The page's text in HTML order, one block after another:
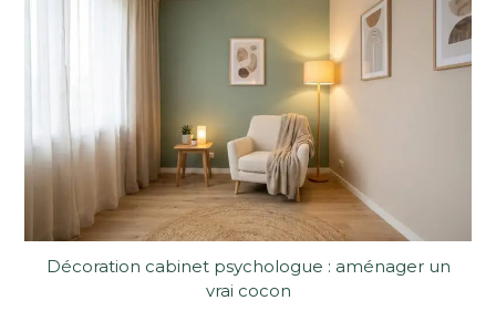
Décoration cabinet psychologue : aménager un
vrai cocon